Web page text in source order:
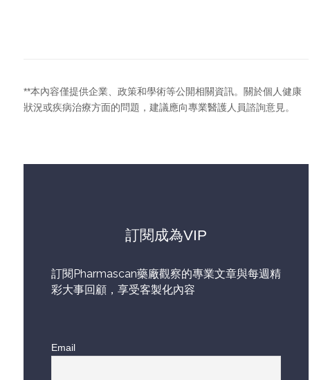
**本內容僅提供企業、政策和學術等公開相關資訊。關於個人健康
狀況或疾病治療方面的問題，建議應向專業醫護人員諮詢意見。
訂閱成為VIP
訂閱Pharmascan藥廠觀察的專業文章與每週精
彩大事回顧，享受客製化內容
Email